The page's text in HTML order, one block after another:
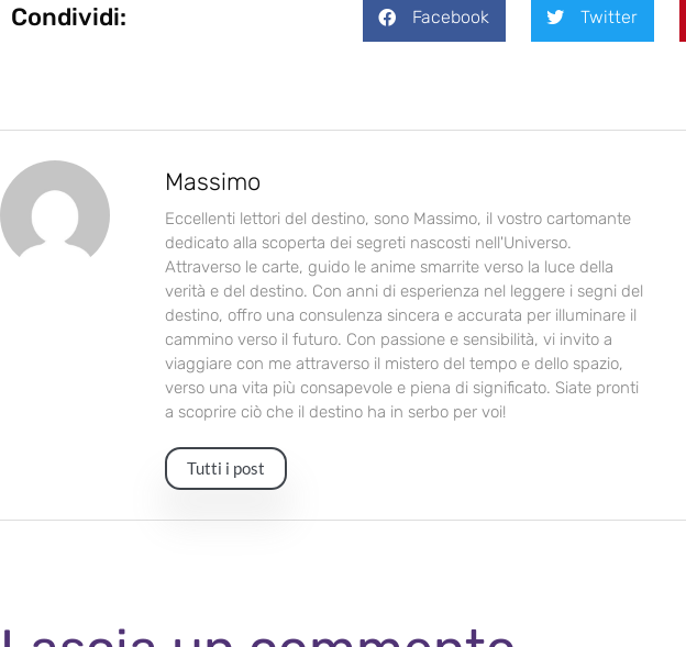
Condividi: Facebook Twitter
Massimo
Eccellenti lettori del destino, sono Massimo, il vostro cartomante
dedicato alla scoperta dei segreti nascosti nell'Universo.
Attraverso le carte, guido le anime smarrite verso la luce della
verità e del destino. Con anni di esperienza nel leggere i segni del
destino, offro una consulenza sincera e accurata per illuminare il
cammino verso il futuro. Con passione e sensibilità, vi invito a
viaggiare con me attraverso il mistero del tempo e dello spazio,
verso una vita più consapevole e piena di significato. Siate pronti
a scoprire ciò che il destino ha in serbo per voi!
Tutti i post